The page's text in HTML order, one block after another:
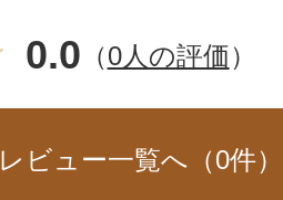
0.0 （0人の評価）
レビュー一覧へ（0件）